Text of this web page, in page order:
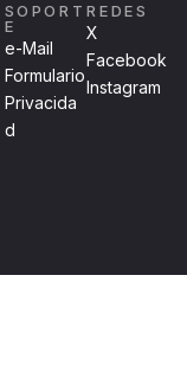
SOPORT
E
e-Mail
Formulario
Privacida
d
REDES
X
Facebook
Instagram